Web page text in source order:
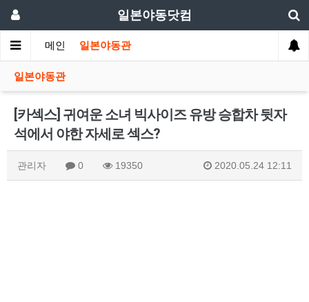
일본야동닷컴
메인 일본야동관
일본야동관
[카섹스] 귀여운 소녀 빅사이즈 유방 승합차 뒷자
석에서 야한 자세로 섹스?
관리자 0 19350 2020.05.24 12:11